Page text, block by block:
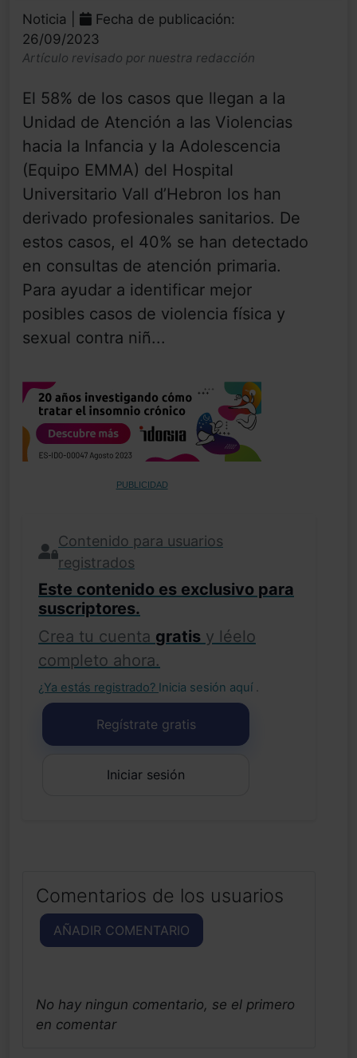
Noticia |
Fecha de publicación:
26/09/2023
Artículo revisado por nuestra redacción
El 58% de los casos que llegan a la
Unidad de Atención a las Violencias
hacia la Infancia y la Adolescencia
(Equipo EMMA) del Hospital
Universitario Vall d’Hebron los han
derivado profesionales sanitarios. De
estos casos, el 40% se han detectado
en consultas de atención primaria.
Para ayudar a identificar mejor
posibles casos de violencia física y
sexual contra niñ...
PUBLICIDAD
Contenido para usuarios
registrados
Este contenido es exclusivo para
suscriptores.
Crea tu cuenta gratis y léelo
completo ahora.
¿Ya estás registrado? Inicia sesión aquí .
Regístrate gratis
Iniciar sesión
Comentarios de los usuarios
AÑADIR COMENTARIO
No hay ningun comentario, se el primero
en comentar